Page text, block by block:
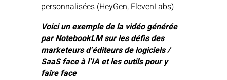
personnalisées (HeyGen, ElevenLabs)
Voici un exemple de la vidéo générée
par NotebookLM sur les défis des
marketeurs d’éditeurs de logiciels /
SaaS face à l’IA et les outils pour y
faire face